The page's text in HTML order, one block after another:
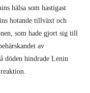
hälsa som hastigast
hotande tillväxt och
som hade gjort sig till
av
döden hindrade Lenin